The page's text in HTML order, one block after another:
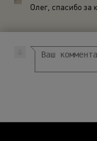
Олег, спасибо за